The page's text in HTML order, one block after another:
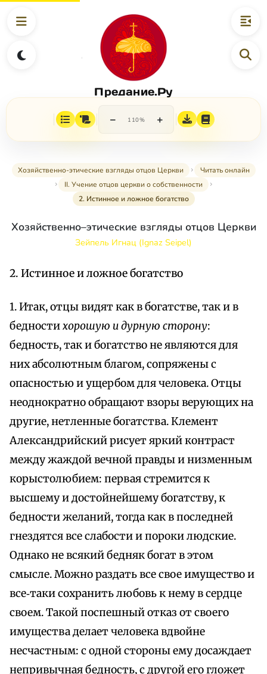
Предание.Ру
− 110% +
Хозяйственно-этические взгляды отцов Церкви
Читать онлайн
II. Учение отцов церкви о собственности
2. Истинное и ложное богатство
Хозяйственно–этические взгляды отцов Церкви
Зейпель Игнац (Ignaz Seipel)
2. Истинное и ложное богатство
1. Итак, отцы видят как в богатстве, так и в
бедностихорошую и дурную сторону:
бедность, так и богатство не являются для
них абсолютным благом, сопряжены с
опасностью и ущербом для человека. Отцы
неоднократно обращают взоры верующих на
другие, нетленные богатства. Клемент
Александрийский рисует яркий контраст
между жаждой вечной правды и низменным
корыстолюбием: первая стремится к
высшему и достойнейшему богатству, к
бедности желаний, тогда как в последней
гнездятся все слабости и пороки людские.
Однако не всякий бедняк богат в этом
смысле. Можно раздать все свое имущество и
все‑таки сохранить любовь к нему в сердце
своем. Такой поспешный отказ от своего
имущества делает человека вдвойне
несчастным: с одной стороны ему досаждает
непривычная бедность, с другой его гложет